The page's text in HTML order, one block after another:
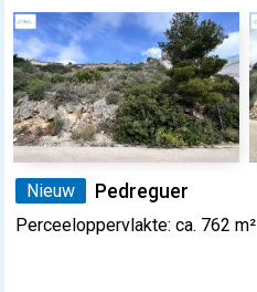
Nieuw Pedreguer
Perceeloppervlakte: ca. 762 m²